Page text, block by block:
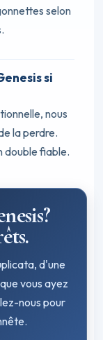
selon
si
nous
la perdre.
double fiable.
d'une
vous ayez
nous pour